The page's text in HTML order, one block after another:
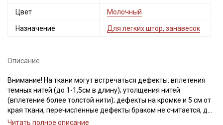
Цвет Молочный
Назначение Для легких штор, занавесок
Описание
Внимание! На ткани могут встречаться дефекты: вплетения
темных нитей (до 1-1,5см в длину); утолщения нитей
(вплетение более толстой нити); дефекты на кромке и 5 см от
края ткани, перечисленные дефекты браком не считается, для
данного типа ткани это допустимо.
Читать полное описание
Секретная рассылка от Купава